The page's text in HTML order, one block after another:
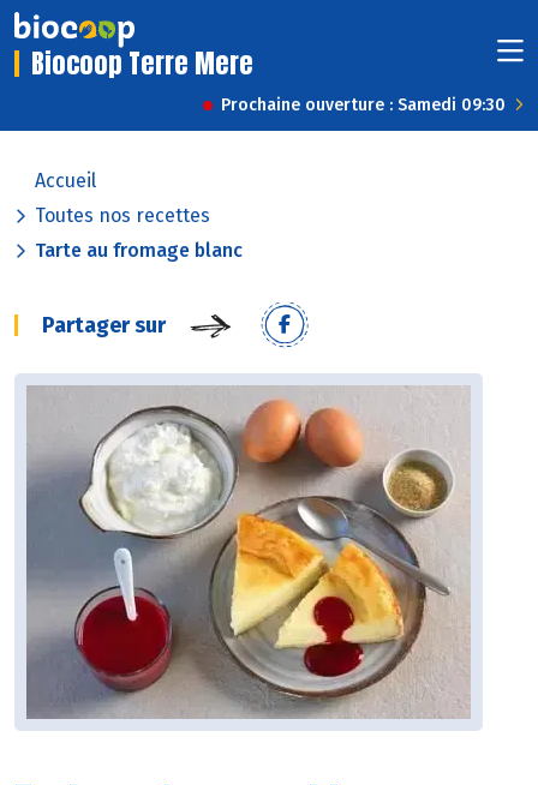
Biocoop Terre Mere
Prochaine ouverture : Samedi 09:30
Accueil
Toutes nos recettes
Tarte au fromage blanc
Partager sur